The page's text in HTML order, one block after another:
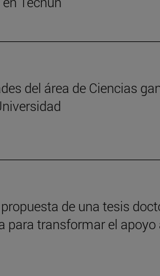
del área de Ciencias
de una tesis
para transformar el apoyo